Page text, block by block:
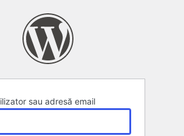
sau adresă email